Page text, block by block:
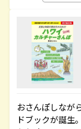
おさんぽしなが
ドブックが誕生